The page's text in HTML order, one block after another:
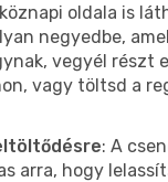
oldala is
negyedbe,
vegyél részt
vagy töltsd a
: A
arra, hogy